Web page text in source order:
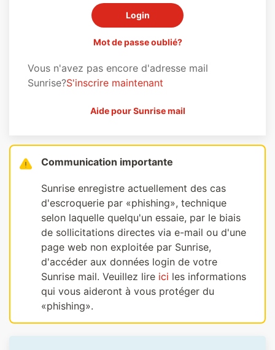
Mot de passe oublié?
Vous n'avez pas encore d'adresse mail
Sunrise?S'inscrire maintenant
Aide pour Sunrise mail
Communication importante
Sunrise enregistre actuellement des cas
d'escroquerie par «phishing», technique
selon laquelle quelqu'un essaie, par le biais
de sollicitations directes via e-mail ou d'une
page web non exploitée par Sunrise,
d'accéder aux données login de votre
Sunrise mail. Veuillez lire ici les informations
qui vous aideront à vous protéger du
«phishing».